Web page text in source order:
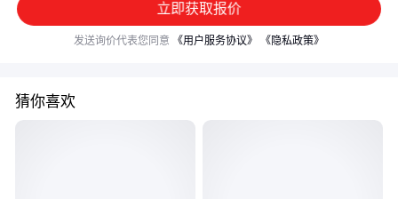
立即获取报价
发送询价代表您同意 《用户服务协议》 《隐私政策》
猜你喜欢